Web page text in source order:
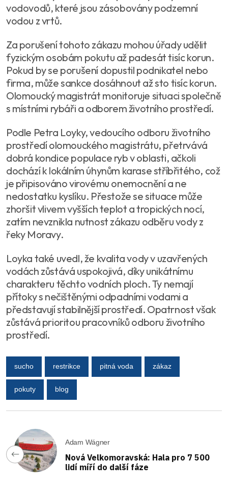
vodovodů, které jsou zásobovány podzemní
vodou z vrtů.
Za porušení tohoto zákazu mohou úřady udělit
fyzickým osobám pokutu až padesát tisíc korun.
Pokud by se porušení dopustil podnikatel nebo
firma, může sankce dosáhnout až sto tisíc korun.
Olomoucký magistrát monitoruje situaci společně
s místními rybáři a odborem životního prostředí.
Podle Petra Loyky, vedoucího odboru životního
prostředí olomouckého magistrátu, přetrvává
dobrá kondice populace ryb v oblasti, ačkoli
dochází k lokálním úhynům karase stříbřitého, což
je připisováno virovému onemocnění a ne
nedostatku kyslíku. Přestože se situace může
zhoršit vlivem vyšších teplot a tropických nocí,
zatím nevznikla nutnost zákazu odběru vody z
řeky Moravy.
Loyka také uvedl, že kvalita vody v uzavřených
vodách zůstává uspokojivá, díky unikátnímu
charakteru těchto vodních ploch. Ty nemají
přítoky s nečištěnými odpadními vodami a
představují stabilnější prostředí. Opatrnost však
zůstává prioritou pracovníků odboru životního
prostředí.
sucho restrikce pitná voda zákaz
pokuty blog
Adam Wágner
Nová Velkomoravská: Hala pro 7 500
lidí míří do další fáze